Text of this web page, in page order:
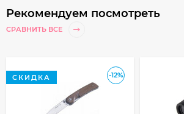
Рекомендуем посмотреть
СРАВНИТЬ ВСЕ
-12%
СКИДКА